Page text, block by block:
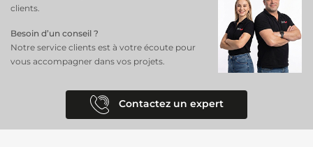
clients.
Besoin d’un conseil ?
Notre service clients est à votre écoute pour
vous accompagner dans vos projets.
Contactez un expert